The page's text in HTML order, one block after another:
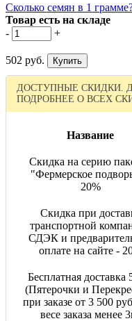
Сколько семян в 1
Товар есть на складе
-
+
502 руб.
ДОСТУПНЫЕ СКИДКИ.
ПОДРОБНЕЕ О ВСЕХ
Название
Скидка на серию
"Фермерское
20%
Скидка при
транспортной
СДЭК и
оплате на сайте -
Бесплатная доставка
(Пятерочки и
при заказе от 3 500
весе заказа менее